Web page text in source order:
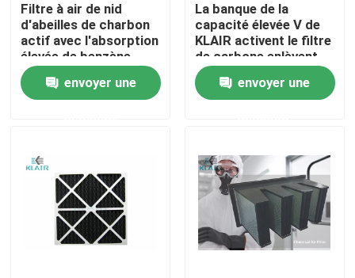
Contrôle de qualité
Contactez-nous
filtres à air de sac
Filtres à air de la CAHT
Filtre à air de nid
d'abeilles de charbon
actif avec l'absorption
élevée de benzène
d'odeur
envoyer une
La banque de la
capacité élevée V de
KLAIR activent le filtre
de carbone enlèvent
les gaz organiques
VOCs envoyer une